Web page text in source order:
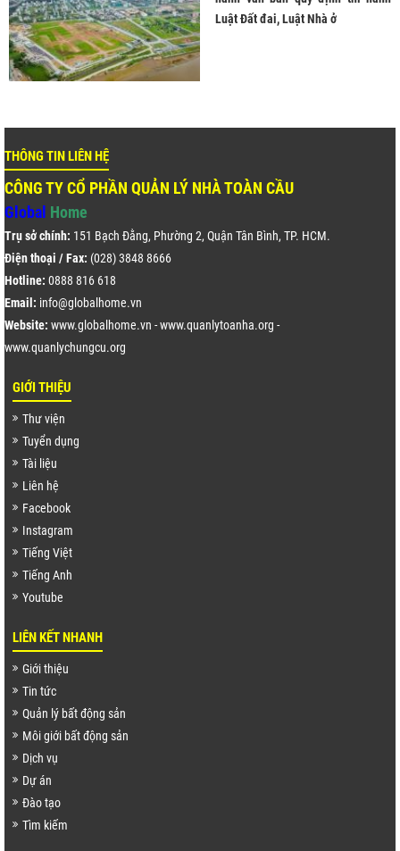
Luật Đất đai, Luật Nhà ở
THÔNG TIN LIÊN HỆ
CÔNG TY CỔ PHẦN QUẢN LÝ NHÀ TOÀN CẦU
Global Home
Trụ sở chính: 151 Bạch Đằng, Phường 2, Quận Tân Bình, TP. HCM.
Điện thoại / Fax: (028) 3848 8666
Hotline: 0888 816 618
Email: info@globalhome.vn
Website: www.globalhome.vn -www.quanlytoanha.org -
www.quanlychungcu.org
GIỚI THIỆU
Thư viện
Tuyển dụng
Tài liệu
Liên hệ
Facebook
Instagram
Tiếng Việt
Tiếng Anh
Youtube
LIÊN KẾT NHANH
Giới thiệu
Tin tức
Quản lý bất động sản
Môi giới bất động sản
Dịch vụ
Dự án
Đào tạo
Tìm kiếm